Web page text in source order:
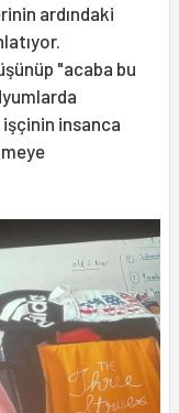
ardındaki
"acaba bu
işçinin insanca